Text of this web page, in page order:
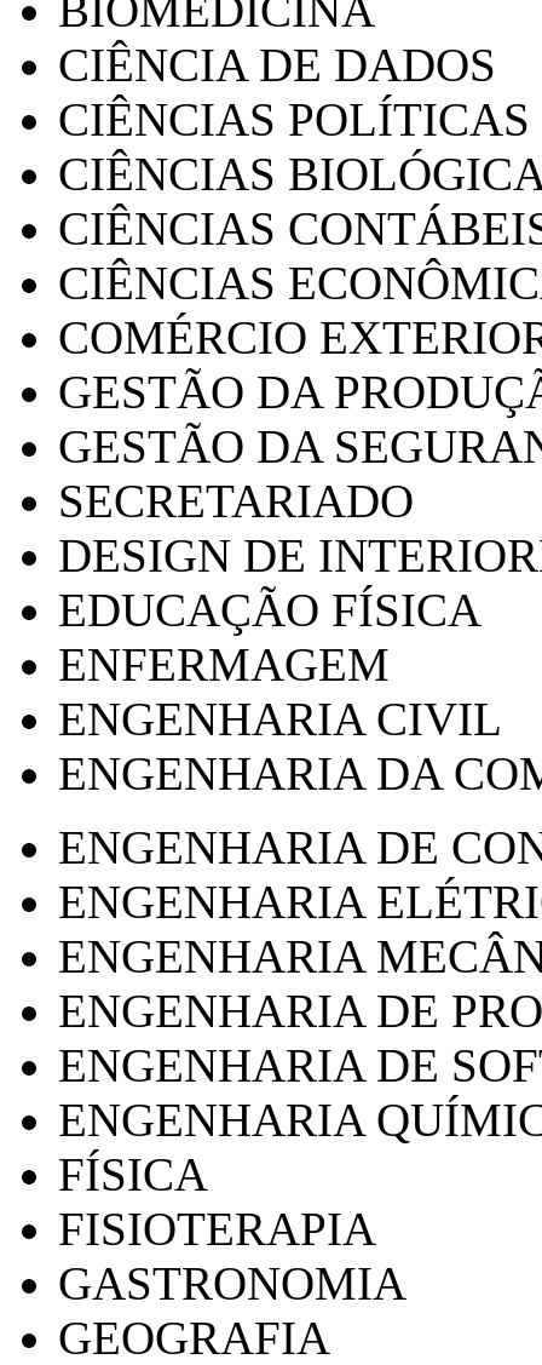
CIÊNCIA DE DADOS
CIÊNCIAS POLÍTICAS
CIÊNCIAS
CIÊNCIAS
CIÊNCIAS
COMÉRCIO
GESTÃO DA
GESTÃO DA
SECRETARIADO
DESIGN DE
EDUCAÇÃO FÍSICA
ENFERMAGEM
ENGENHARIA CIVIL
ENGENHARIA DA
ENGENHARIA DE
ENGENHARIA
ENGENHARIA
ENGENHARIA DE
ENGENHARIA DE
ENGENHARIA
FÍSICA
FISIOTERAPIA
GASTRONOMIA
GEOGRAFIA